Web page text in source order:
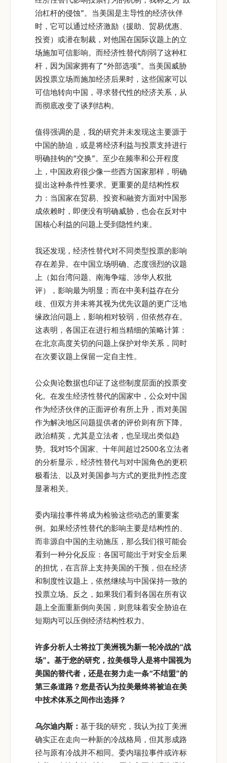
治杠杆的侵蚀”。当美国是主导性的经济伙伴
时，它可以通过经济激励（援助、贸易优惠、
投资）或潜在制裁，对他国在国际议题上的立
场施加可信影响。而经济性替代削弱了这种杠
杆，因为国家拥有了“外部选项”。当美国威胁
因投票立场而施加经济后果时，这些国家可以
可信地转向中国，寻求替代性的经济关系，从
而彻底改变了谈判结构。
值得强调的是，我的研究并未发现这主要源于
中国的胁迫，或是将经济利益与投票支持进行
明确挂钩的“交换”。至少在频率和公开程度
上，中国政府很少像一些西方国家那样，明确
提出这种条件性要求。更重要的是结构性权
力：当国家在贸易、投资和融资方面对中国形
成依赖时，即便没有明确威胁，也会在反对中
国核心利益的问题上受到隐性约束。
我还发现，经济性替代对不同类型投票的影响
存在差异。在中国立场明确、态度强烈的议题
上（如台湾问题、南海争端、涉华人权批
评），影响最为明显；而在中美利益存在分
歧、但双方并未将其视为优先议题的更广泛地
缘政治问题上，影响相对较弱，但依然存在。
这表明，各国正在进行相当精细的策略计算：
在北京高度关切的问题上保护对华关系，同时
在次要议题上保留一定自主性。
公众舆论数据也印证了这些制度层面的投票变
化。在发生经济性替代的国家中，公众对中国
作为经济伙伴的正面评价有所上升，而对美国
作为解决地区问题提供者的评价则有所下降。
政治精英，尤其是立法者，也呈现出类似趋
势。我对15个国家、十年间超过2500名立法者
的分析显示，经济性替代与对中国角色的更积
极看法、以及对美国参与方式的更批判性态度
显著相关。
委内瑞拉事件将成为检验这些动态的重要案
例。如果经济性替代的影响主要是结构性的、
而非源自中国的主动施压，那么我们很可能会
看到一种分化反应：各国可能出于对安全后果
的担忧，在言辞上支持美国的干预，但在经济
和制度性议题上，依然继续与中国保持一致的
投票立场。反之，如果我们看到各国在所有议
题上全面重新倒向美国，则意味着安全胁迫在
短期内可以压倒经济结构性权力。
许多分析人士将拉丁美洲视为新一轮冷战的“战
场”。基于您的研究，拉美领导人是将中国视为
美国的替代者，还是在努力走一条“不结盟”的
第三条道路？您是否认为拉美最终将被迫在美
中技术体系之间作出选择？
乌尔迪内斯： 基于我的研究，我认为拉丁美洲
确实正在走向一种新的冷战格局，但其形成路
径与原有冷战并不相同。委内瑞拉事件或许标